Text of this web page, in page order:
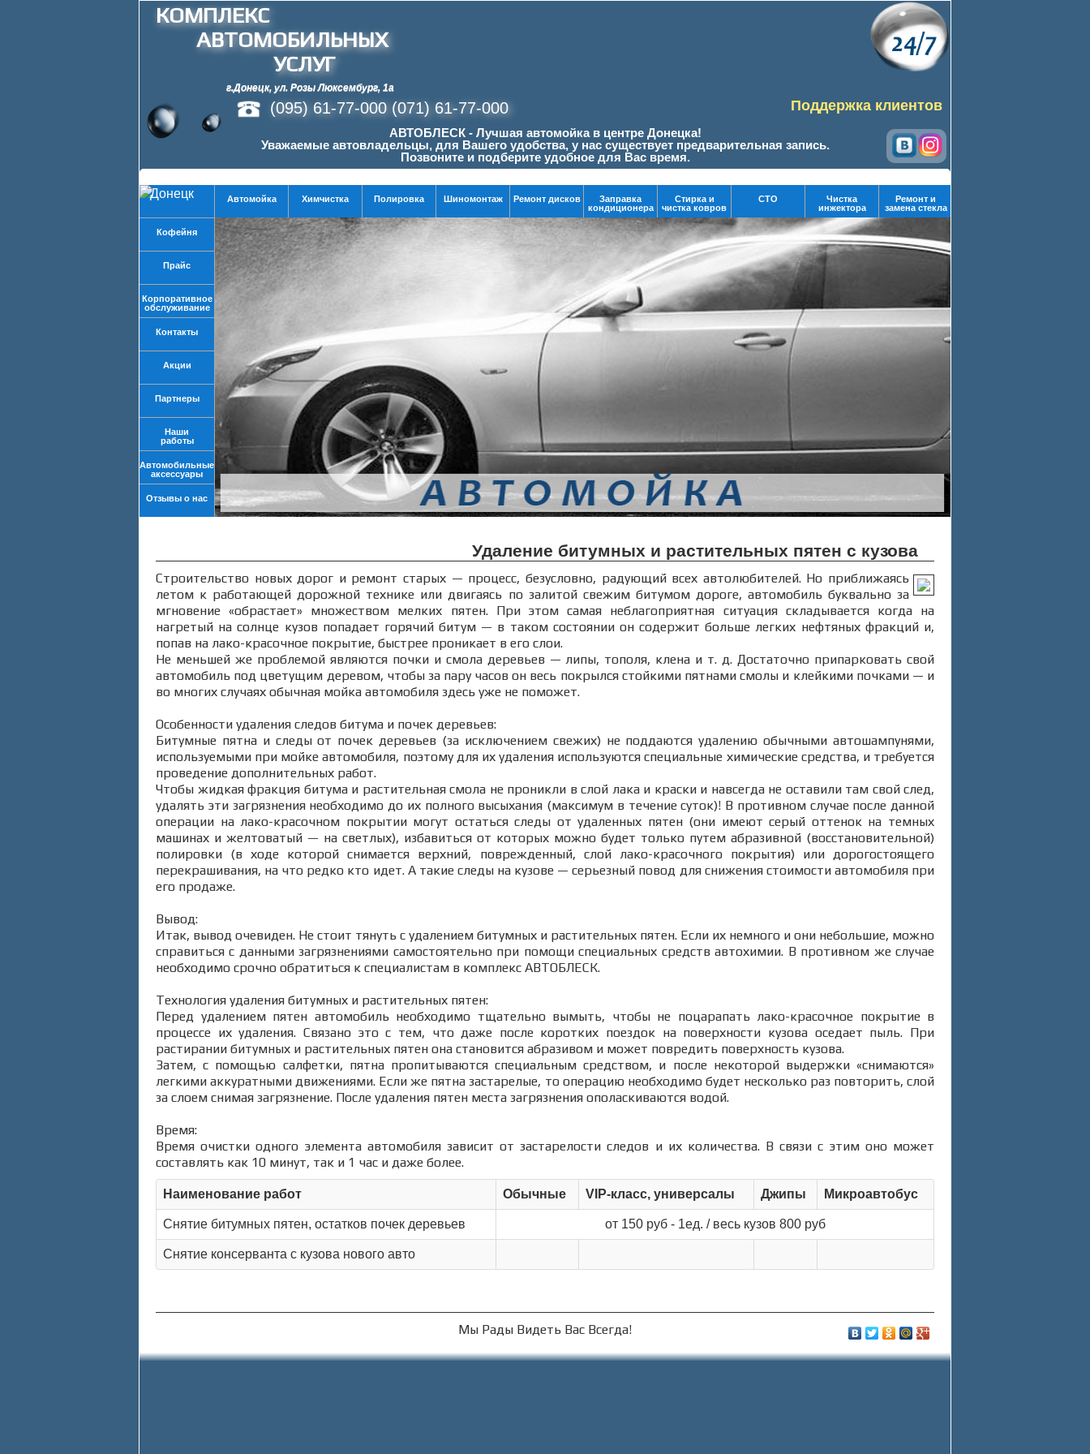
КОМПЛЕКС
АВТОМОБИЛЬНЫХ
УСЛУГ
г.Донецк, ул. Розы Люксембург, 1а
(095) 61-77-000 (071) 61-77-000 Поддержка клиентов
АВТОБЛЕСК - Лучшая автомойка в центре Донецка!
Уважаемые автовладельцы, для Вашего удобства, у нас существует предварительная запись.
Позвоните и подберите удобное для Вас время.
Донецк Автомойка Химчистка Полировка Шиномонтаж Ремонт дисков
Заправка
кондиционера
Стирка и
чистка ковров
СТО
Чистка
инжектора
Ремонт и
замена стекла
Кофейня
Прайс
Корпоративное
обслуживание
Контакты
Акции
Партнеры
Наши
работы
Автомобильные
аксессуары
Отзывы о нас
Удаление битумных и растительных пятен с кузова
Строительство новых дорог и ремонт старых — процесс, безусловно, радующий всех автолюбителей. Но приближаясь
летом к работающей дорожной технике или двигаясь по залитой свежим битумом дороге, автомобиль буквально за
мгновение «обрастает» множеством мелких пятен. При этом самая неблагоприятная ситуация складывается когда на
нагретый на солнце кузов попадает горячий битум — в таком состоянии он содержит больше легких нефтяных фракций и,
попав на лако-красочное покрытие, быстрее проникает в его слои.
Не меньшей же проблемой являются почки и смола деревьев — липы, тополя, клена и т. д. Достаточно припарковать свой
автомобиль под цветущим деревом, чтобы за пару часов он весь покрылся стойкими пятнами смолы и клейкими почками — и
во многих случаях обычная мойка автомобиля здесь уже не поможет.
Особенности удаления следов битума и почек деревьев:
Битумные пятна и следы от почек деревьев (за исключением свежих) не поддаются удалению обычными автошампунями,
используемыми при мойке автомобиля, поэтому для их удаления используются специальные химические средства, и требуется
проведение дополнительных работ.
Чтобы жидкая фракция битума и растительная смола не проникли в слой лака и краски и навсегда не оставили там свой след,
удалять эти загрязнения необходимо до их полного высыхания (максимум в течение суток)! В противном случае после данной
операции на лако-красочном покрытии могут остаться следы от удаленных пятен (они имеют серый оттенок на темных
машинах и желтоватый — на светлых), избавиться от которых можно будет только путем абразивной (восстановительной)
полировки (в ходе которой снимается верхний, поврежденный, слой лако-красочного покрытия) или дорогостоящего
перекрашивания, на что редко кто идет. А такие следы на кузове — серьезный повод для снижения стоимости автомобиля при
его продаже.
Вывод:
Итак, вывод очевиден. Не стоит тянуть с удалением битумных и растительных пятен. Если их немного и они небольшие, можно
справиться с данными загрязнениями самостоятельно при помощи специальных средств автохимии. В противном же случае
необходимо срочно обратиться к специалистам в комплекс АВТОБЛЕСК.
Технология удаления битумных и растительных пятен:
Перед удалением пятен автомобиль необходимо тщательно вымыть, чтобы не поцарапать лако-красочное покрытие в
процессе их удаления. Связано это с тем, что даже после коротких поездок на поверхности кузова оседает пыль. При
растирании битумных и растительных пятен она становится абразивом и может повредить поверхность кузова.
Затем, с помощью салфетки, пятна пропитываются специальным средством, и после некоторой выдержки «снимаются»
легкими аккуратными движениями. Если же пятна застарелые, то операцию необходимо будет несколько раз повторить, слой
за слоем снимая загрязнение. После удаления пятен места загрязнения ополаскиваются водой.
Время:
Время очистки одного элемента автомобиля зависит от застарелости следов и их количества. В связи с этим оно может
составлять как 10 минут, так и 1 час и даже более.
Наименование работ Обычные VIP-класс, универсалы Джипы Микроавтобус
Снятие битумных пятен, остатков почек деревьев от 150 руб - 1ед. / весь кузов 800 руб
Снятие консерванта с кузова нового авто
Мы Рады Видеть Вас Всегда!